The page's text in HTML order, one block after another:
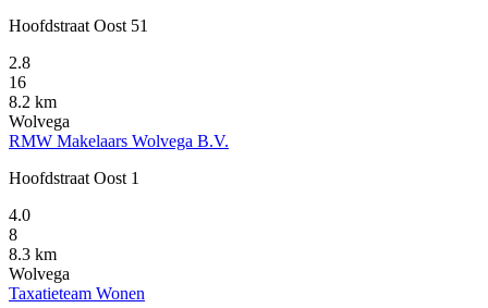
Hoofdstraat Oost 51
2.8
16
8.2 km
Wolvega
RMW Makelaars Wolvega B.V.
Hoofdstraat Oost 1
4.0
8
8.3 km
Wolvega
Taxatieteam Wonen